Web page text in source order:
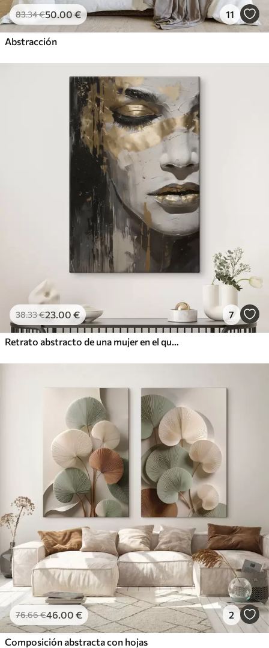
83.34€50.00€ 11
Abstracción
38.33€23.00 € 7
Retrato abstracto de una mujer en el que destacan los ojos y los labios cerrados, realizado en tonos blanco y negro con dinámicas pinceladas de colores cálidos
76.66€46.00 € 2
Composición abstracta con hojas